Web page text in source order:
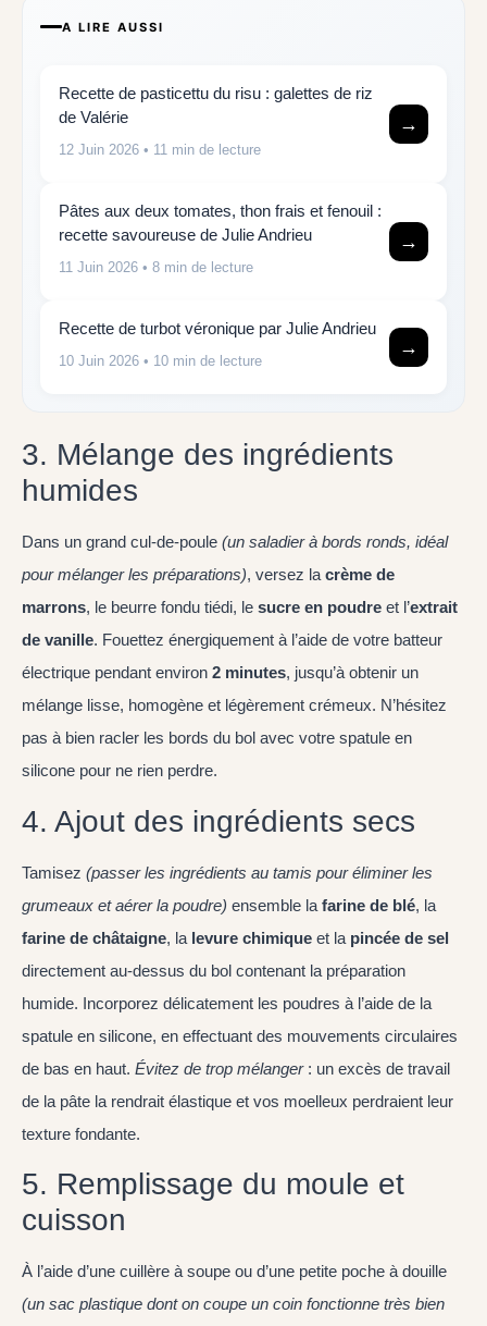
A LIRE AUSSI
Recette de pasticettu du risu : galettes de riz
de Valérie
12 Juin 2026 • 11 min de lecture
→
Pâtes aux deux tomates, thon frais et fenouil :
recette savoureuse de Julie Andrieu
11 Juin 2026 • 8 min de lecture
→
Recette de turbot véronique par Julie Andrieu
10 Juin 2026 • 10 min de lecture
→
3. Mélange des ingrédients
humides
Dans un grand cul-de-poule (un saladier à bords ronds, idéal
pour mélanger les préparations), versez la crème de
marrons, le beurre fondu tiédi, le sucre en poudre et l’extrait
de vanille. Fouettez énergiquement à l’aide de votre batteur
électrique pendant environ 2 minutes, jusqu’à obtenir un
mélange lisse, homogène et légèrement crémeux. N’hésitez
pas à bien racler les bords du bol avec votre spatule en
silicone pour ne rien perdre.
4. Ajout des ingrédients secs
Tamisez (passer les ingrédients au tamis pour éliminer les
grumeaux et aérer la poudre) ensemble la farine de blé, la
farine de châtaigne, la levure chimique et la pincée de sel
directement au-dessus du bol contenant la préparation
humide. Incorporez délicatement les poudres à l’aide de la
spatule en silicone, en effectuant des mouvements circulaires
de bas en haut. Évitez de trop mélanger: un excès de travail
de la pâte la rendrait élastique et vos moelleux perdraient leur
texture fondante.
5. Remplissage du moule et
cuisson
À l’aide d’une cuillère à soupe ou d’une petite poche à douille
(un sac plastique dont on coupe un coin fonctionne très bien